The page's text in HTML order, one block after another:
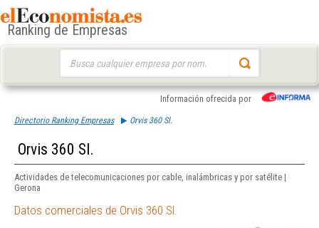
Ranking de Empresas
Información ofrecida por
Directorio Ranking Empresas Orvis 360 Sl.
Orvis 360 Sl.
Actividades de telecomunicaciones por cable, inalámbricas y por satélite |
Gerona
Datos comerciales de Orvis 360 Sl.